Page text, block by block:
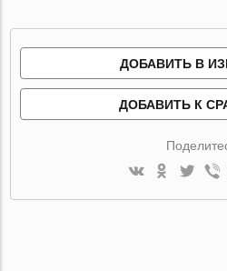
ДОБАВИТЬ В
ДОБАВИТЬ К